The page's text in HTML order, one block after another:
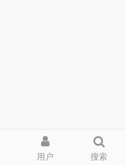
用户 搜索